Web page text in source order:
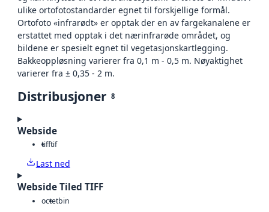
ulike ortofotostandarder egnet til forskjellige formål.
Ortofoto «infrarødt» er opptak der en av fargekanalene er
erstattet med opptak i det nærinfrarøde området, og
bildene er spesielt egnet til vegetasjonskartlegging.
Bakkeoppløsning varierer fra 0,1 m - 0,5 m. Nøyaktighet
varierer fra ± 0,35 - 2 m.
Distribusjoner 8
Webside
tifftif
Last ned
Webside Tiled TIFF
octetbin